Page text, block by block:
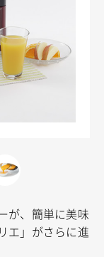
が、簡単に美味
エ」がさらに進